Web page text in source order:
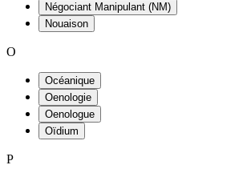
Négociant Manipulant (NM)
Nouaison
O
Océanique
Oenologie
Oenologue
Oïdium
P